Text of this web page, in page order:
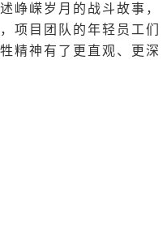
峥嵘岁月的战斗故事，
项目团队的年轻员工们
精神有了更直观、更深